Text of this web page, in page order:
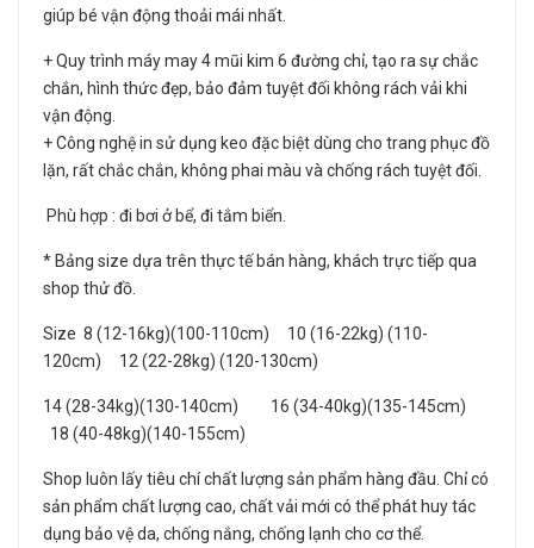
giúp bé vận động thoải mái nhất.
+ Quy trình máy may 4 mũi kim 6 đường chỉ, tạo ra sự chắc
chắn, hình thức đẹp, bảo đảm tuyệt đối không rách vải khi
vận động.
+ Công nghệ in sử dụng keo đặc biệt dùng cho trang phục đồ
lặn, rất chắc chắn, không phai màu và chống rách tuyệt đối.
Phù hợp : đi bơi ở bể, đi tắm biển.
* Bảng size dựa trên thực tế bán hàng, khách trực tiếp qua
shop thử đồ.
Size 8 (12-16kg)(100-110cm) 10 (16-22kg) (110-
120cm) 12 (22-28kg) (120-130cm)
14 (28-34kg)(130-140cm) 16 (34-40kg)(135-145cm)
18 (40-48kg)(140-155cm)
Shop luôn lấy tiêu chí chất lượng sản phẩm hàng đầu. Chỉ có
sản phẩm chất lượng cao, chất vải mới có thể phát huy tác
dụng bảo vệ da, chống nắng, chống lạnh cho cơ thể.